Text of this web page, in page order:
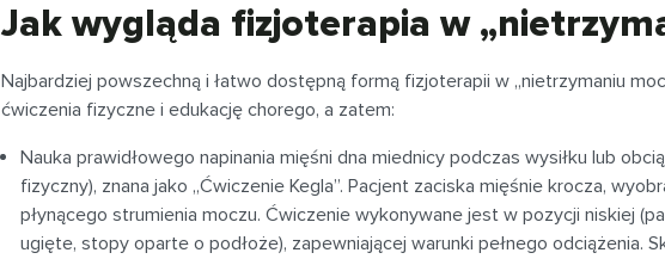
Jak wygląda fizjoterapia w
Najbardziej powszechną i łatwo dostępną formą fizjoterapii w „nietrzymaniu
ćwiczenia fizyczne i edukację chorego, a zatem:
Nauka prawidłowego napinania mięśni dna miednicy podczas wysiłku lub
fizyczny), znana jako „Ćwiczenie Kegla”. Pacjent zaciska mięśnie krocza,
płynącego strumienia moczu. Ćwiczenie wykonywane jest w pozycji niskiej
ugięte, stopy oparte o podłoże), zapewniającej warunki pełnego odciążenia.